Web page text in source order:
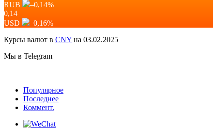
RUB
–0,14%
0,14
USD
–0,16%
Курсы валют в CNY на 03.02.2025
Мы в Telegram
Популярное
Последнее
Коммент.